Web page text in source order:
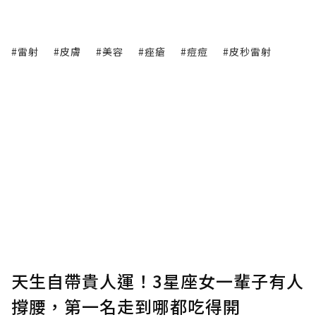
#雷射 #皮膚 #美容 #痤瘡 #痘痘 #皮秒雷射
天生自帶貴人運！3星座女一輩子有人
撐腰，第一名走到哪都吃得開